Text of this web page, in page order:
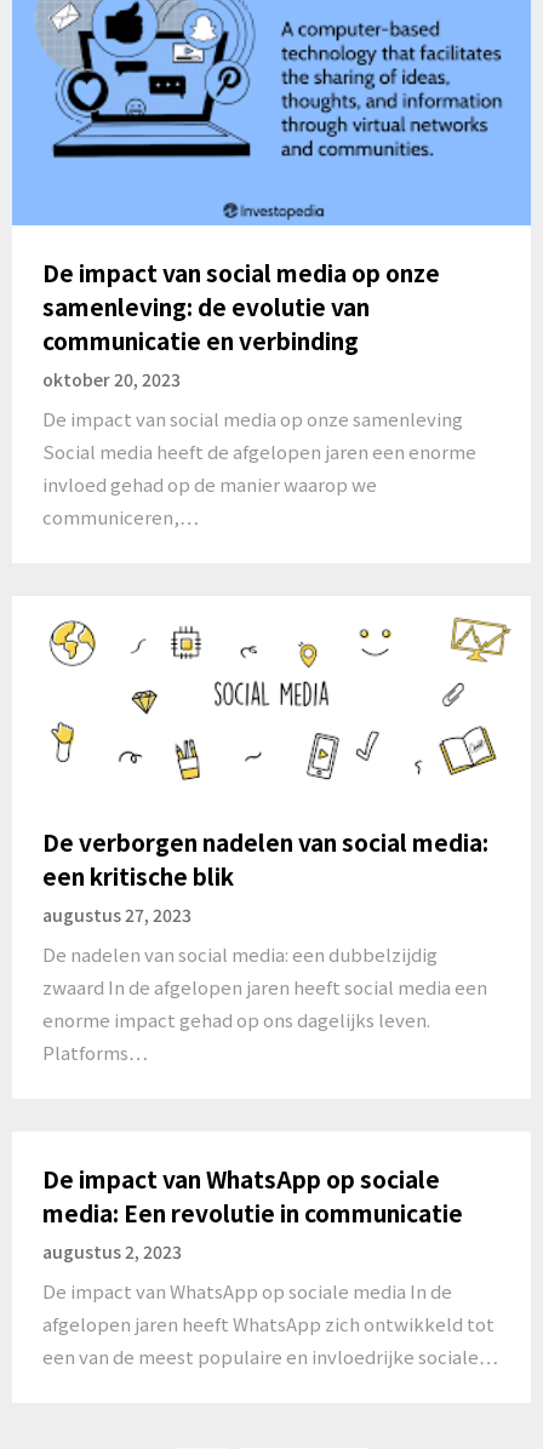
De impact van social media op onze
samenleving: de evolutie van
communicatie en verbinding
oktober 20, 2023
De impact van social media op onze samenleving
Social media heeft de afgelopen jaren een enorme
invloed gehad op de manier waarop we
communiceren,…
De verborgen nadelen van social media:
een kritische blik
augustus 27, 2023
De nadelen van social media: een dubbelzijdig
zwaard In de afgelopen jaren heeft social media een
enorme impact gehad op ons dagelijks leven.
Platforms…
De impact van WhatsApp op sociale
media: Een revolutie in communicatie
augustus 2, 2023
De impact van WhatsApp op sociale media In de
afgelopen jaren heeft WhatsApp zich ontwikkeld tot
een van de meest populaire en invloedrijke sociale…